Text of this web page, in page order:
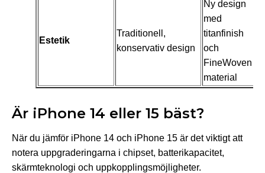
Estetik
Traditionell,
konservativ design
Ny design
med
titanfinish
och
FineWoven
material
Är iPhone 14 eller 15 bäst?
När du jämför iPhone 14 och iPhone 15 är det viktigt att
notera uppgraderingarna i chipset, batterikapacitet,
skärmteknologi och uppkopplingsmöjligheter.